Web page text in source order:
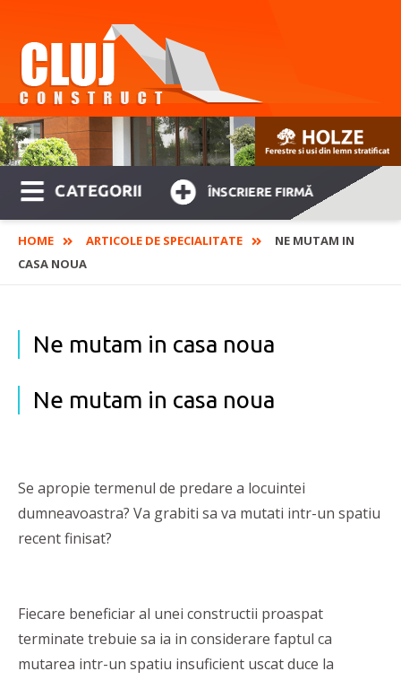
CATEGORII ÎNSCRIERE FIRMĂ
HOME ARTICOLE DE SPECIALITATE
NE MUTAM IN
CASA NOUA
Ne mutam in casa noua
Ne mutam in casa noua
Se apropie termenul de predare a locuintei
dumneavoastra? Va grabiti sa va mutati intr-un spatiu
recent finisat?
Fiecare beneficiar al unei constructii proaspat
terminate trebuie sa ia in considerare faptul ca
mutarea intr-un spatiu insuficient uscat duce la